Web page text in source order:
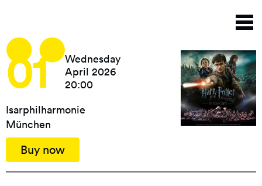
main
content
01
Wednesday
April 2026
20:00
Isarphilharmonie
München
Buy now